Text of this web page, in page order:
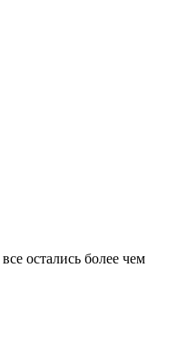
остались более чем